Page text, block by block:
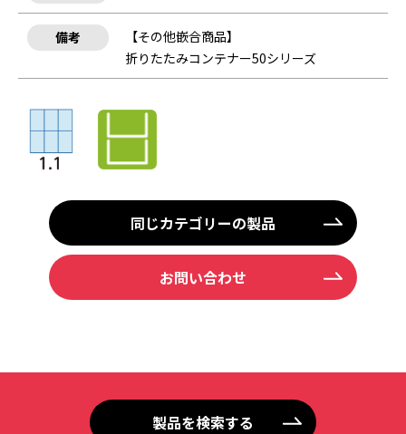
備考
【その他嵌合商品】
折りたたみコンテナー50シリーズ
同じカテゴリーの製品
お問い合わせ
製品を検索する